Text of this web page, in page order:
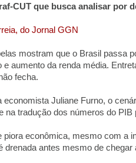
CUT que busca analisar por
do Jornal GGN
mostram que o Brasil passa
e aumento da renda média.
fecha.
economista Juliane Furno, o
na tradução dos números do
piora econômica, mesmo com a
drenada antes mesmo de chegar